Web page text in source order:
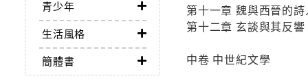
青少年
生活風格
簡體書
第十一章 魏與西晉的詩
第十二章 玄談與其反響
中卷 中世紀文學